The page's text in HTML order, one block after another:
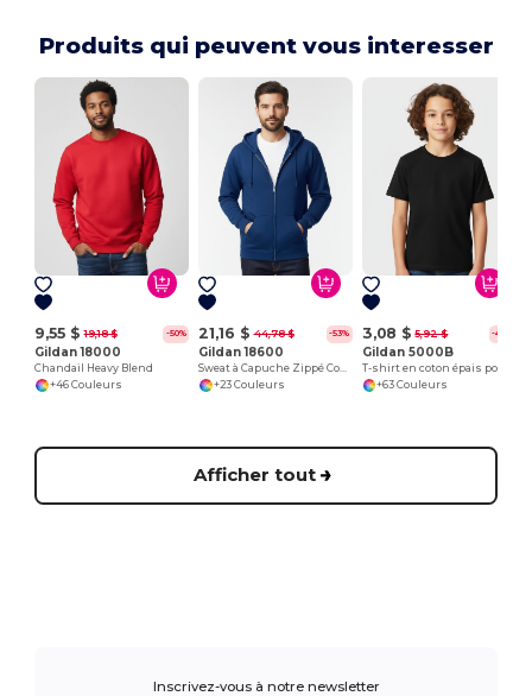
Produits qui peuvent vous interesser
9,55 $ 19,18 $ -50%
Gildan 18000
Chandail Heavy Blend
+46 Couleurs
21,16 $ 44,78 $ -53%
Gildan 18600
+23 Couleurs
3,08 $ 5,92 $ -48%
Gildan 5000B
+63 Couleurs
Afficher tout
Inscrivez-vous à notre newsletter